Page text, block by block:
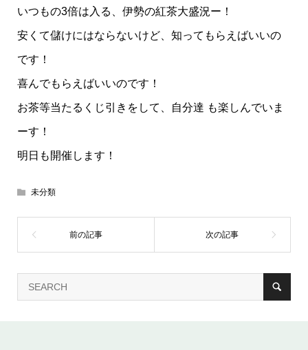
いつもの3倍は入る、伊勢の紅茶大盛況ー！
安くて儲けにはならないけど、知ってもらえばいいの
です！
喜んでもらえばいいのです！
お茶等当たるくじ引きをして、自分達 も楽しんでいま
ーす！
明日も開催します！
未分類